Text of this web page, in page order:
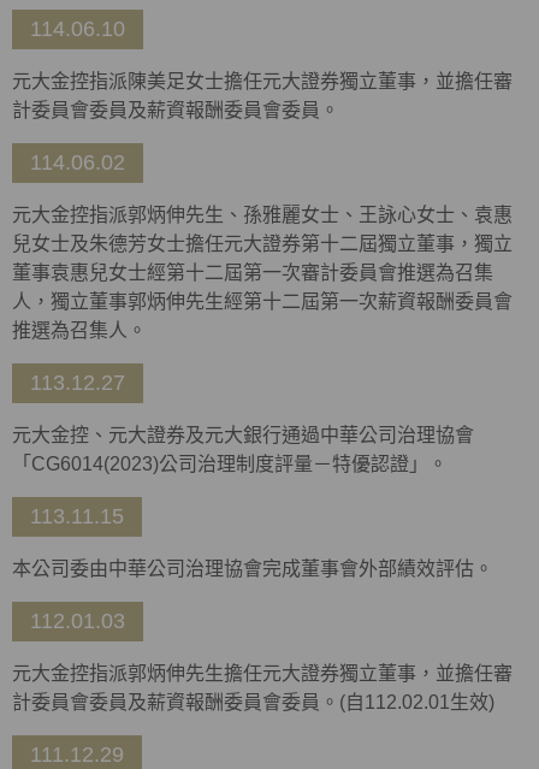
114.06.10
元大金控指派陳美足女士擔任元大證券獨立董事，並擔任審
計委員會委員及薪資報酬委員會委員。
114.06.02
元大金控指派郭炳伸先生、孫雅麗女士、王詠心女士、袁惠
兒女士及朱德芳女士擔任元大證券第十二屆獨立董事，獨立
董事袁惠兒女士經第十二屆第一次審計委員會推選為召集
人，獨立董事郭炳伸先生經第十二屆第一次薪資報酬委員會
推選為召集人。
113.12.27
元大金控、元大證券及元大銀行通過中華公司治理協會
「 CG6014(2023)公司治理制度評量－特優認證」。
113.11.15
本公司委由中華公司治理協會完成董事會外部績效評估。
112.01.03
元大金控指派郭炳伸先生擔任元大證券獨立董事，並擔任審
計委員會委員及薪資報酬委員會委員。(自112.02.01生效)
111.12.29